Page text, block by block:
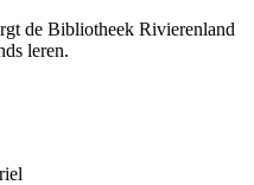
de Bibliotheek Rivierenland
leren.